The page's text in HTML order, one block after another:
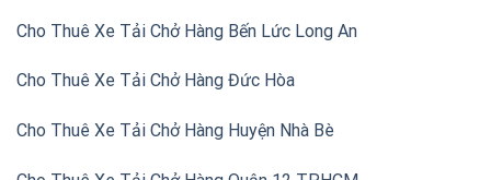
Cho Thuê Xe Tải Chở Hàng Bến Lức Long An
Cho Thuê Xe Tải Chở Hàng Đức Hòa
Cho Thuê Xe Tải Chở Hàng Huyện Nhà Bè